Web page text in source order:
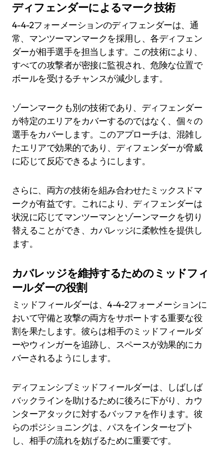
ディフェンダーによるマーク技術
4-4-2フォーメーションのディフェンダーは、通
常、マンツーマンマークを採用し、各ディフェン
ダーが相手選手を担当します。この技術により、
すべての攻撃者が密接に監視され、危険な位置で
ボールを受けるチャンスが減少します。
ゾーンマークも別の技術であり、ディフェンダー
が特定のエリアをカバーするのではなく、個々の
選手をカバーします。このアプローチは、混雑し
たエリアで効果的であり、ディフェンダーが脅威
に応じて反応できるようにします。
さらに、両方の技術を組み合わせたミックスドマ
ークが有益です。これにより、ディフェンダーは
状況に応じてマンツーマンとゾーンマークを切り
替えることができ、カバレッジに柔軟性を提供し
ます。
カバレッジを維持するためのミッドフィ
ールダーの役割
ミッドフィールダーは、4-4-2フォーメーションに
おいて守備と攻撃の両方をサポートする重要な役
割を果たします。彼らは相手のミッドフィールダ
ーやウィンガーを追跡し、スペースが効果的にカ
バーされるようにします。
ディフェンシブミッドフィールダーは、しばしば
バックラインを助けるために後ろに下がり、カウ
ンターアタックに対するバッファを作ります。彼
らのポジショニングは、パスをインターセプト
し、相手の流れを妨げるために重要です。